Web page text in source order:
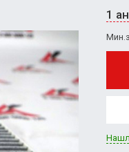
1